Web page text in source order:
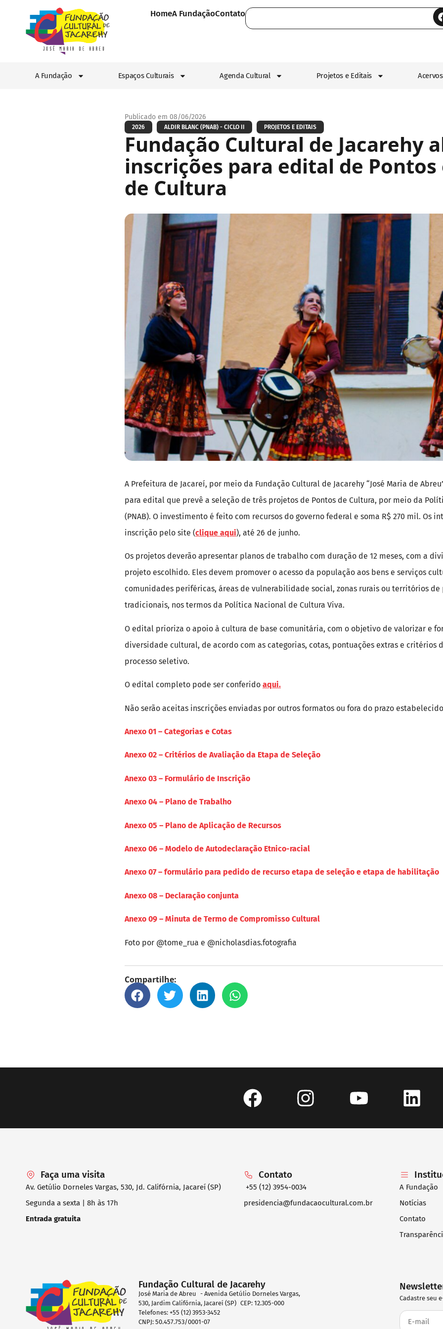
HomeA FundaçãoContato
A Fundação Espaços Culturais Agenda Cultural Projetos e Editais
Publicado em 08/06/2026
2026 ALDIR BLANC (PNAB) - CICLO II PROJETOS E EDITAIS
Fundação Cultural de Jacarehy
inscrições para edital de Pontos
de Cultura
A Prefeitura de Jacareí, por meio da Fundação Cultural de Jacarehy “José Maria de
para edital que prevê a seleção de três projetos de Pontos de Cultura, por meio da
(PNAB). O investimento é feito com recursos do governo federal e soma R$ 270 mil. Os
inscrição pelo site (clique aqui), até 26 de junho.
Os projetos deverão apresentar planos de trabalho com duração de 12 meses, com a
projeto escolhido. Eles devem promover o acesso da população aos bens e serviços
comunidades periféricas, áreas de vulnerabilidade social, zonas rurais ou territórios de
tradicionais, nos termos da Política Nacional de Cultura Viva.
O edital prioriza o apoio à cultura de base comunitária, com o objetivo de valorizar e
diversidade cultural, de acordo com as categorias, cotas, pontuações extras e critérios
processo seletivo.
O edital completo pode ser conferido aqui.
Não serão aceitas inscrições enviadas por outros formatos ou fora do prazo
Anexo 01 – Categorias e Cotas
Anexo 02 – Critérios de Avaliação da Etapa de Seleção
Anexo 03 – Formulário de Inscrição
Anexo 04 – Plano de Trabalho
Anexo 05 – Plano de Aplicação de Recursos
Anexo 06 – Modelo de Autodeclaração Etnico-racial
Anexo 07 – formulário para pedido de recurso etapa de seleção e etapa de habilitação
Anexo 08 – Declaração conjunta
Anexo 09 – Minuta de Termo de Compromisso Cultural
Foto por @tome_rua e @nicholasdias.fotografia
Compartilhe:
Faça uma visita
Av. Getúlio Dorneles Vargas, 530, Jd. Califórnia, Jacareí (SP)
Segunda a sexta | 8h às 17h
Entrada gratuita
Contato
+55 (12) 3954-0034
presidencia@fundacaocultural.com.br
A Fundação
Notícias
Contato
Fundação Cultural de Jacarehy
José Maria de Abreu - Avenida Getúlio Dorneles Vargas,
530, Jardim Califórnia, Jacareí (SP) CEP: 12.305-000
Telefones: +55 (12) 3953-3452
CNPJ: 50.457.753/0001-07
Cadastre seu